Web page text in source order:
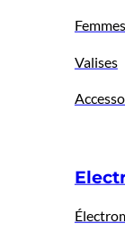
Femmes
Valises